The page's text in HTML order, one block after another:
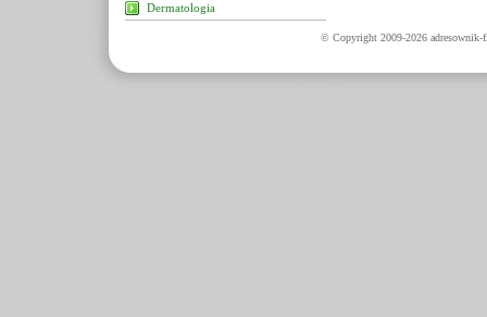
Dermatologia
© Copyright 2009-2026